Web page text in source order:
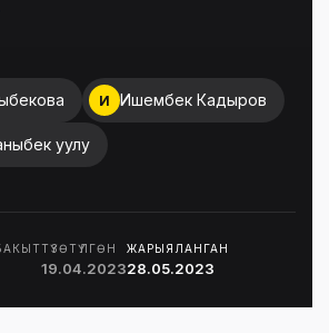
И Ишембек Кадыров
уулу
ТҮЗӨТҮЛГӨН
19.04.2023
ЖАРЫЯЛАНГАН
28.05.2023